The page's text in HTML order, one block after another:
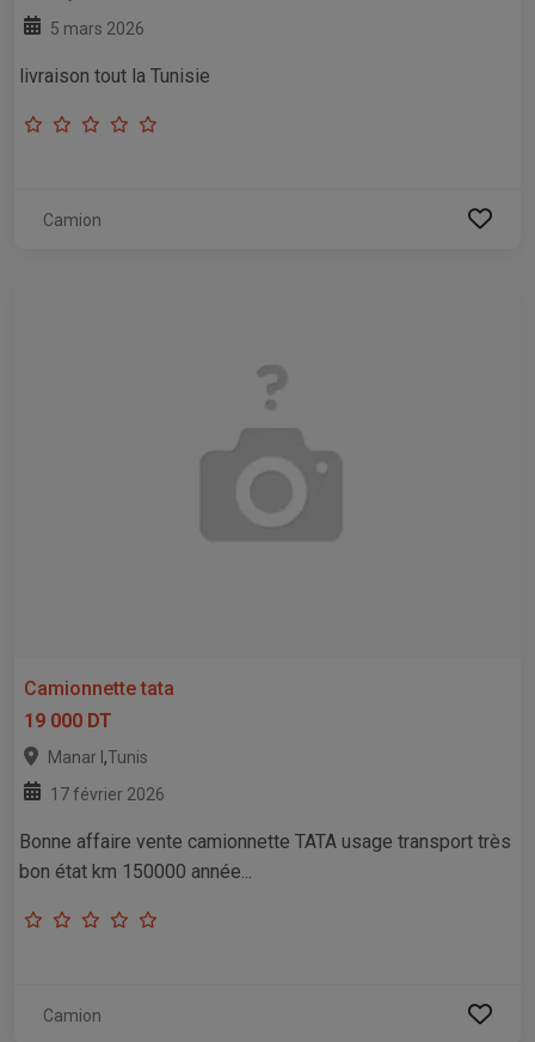
5 mars 2026
livraison tout la Tunisie
Camion
Camionnette tata
19 000 DT
Manar I ,Tunis
17 février 2026
Bonne affaire vente camionnette TATA usage transport très
bon état km 150000 année...
Camion